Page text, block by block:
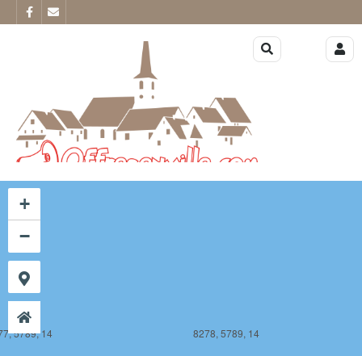
5788, 14 8278, 5788, 14
5789, 14 8278, 5789, 14
+
−